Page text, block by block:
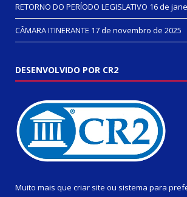
RETORNO DO PERÍODO LEGISLATIVO 16 de
CÂMARA ITINERANTE 17 de novembro de 2025
DESENVOLVIDO POR CR2
Muito mais que criar site ou sistema para